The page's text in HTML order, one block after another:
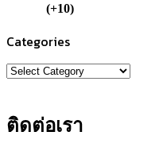
+10
Categories
Categories
ติดต่อเรา